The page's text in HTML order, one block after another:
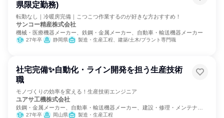
県限定勤務)
転勤なし｜冷暖房完備｜こつこつ作業するのが好きな方おすすめ！
サンコー精産株式会社
機械・医療機器メーカー、鉄鋼・金属メーカー、自動車・輸送機器メーカー
27年卒 静岡県 製造・生産工程、建築/土木/プラント専門職
社宅完備✨自動化・ライン開発を担う生産技術
職
モノづくりの効率を変える！生産技術エンジニア
ユアサ工機株式会社
鉄鋼・金属メーカー、自動車・輸送機器メーカー、建設・修理・メンテナン
スサービス
27年卒 岡山県 製造・生産工程